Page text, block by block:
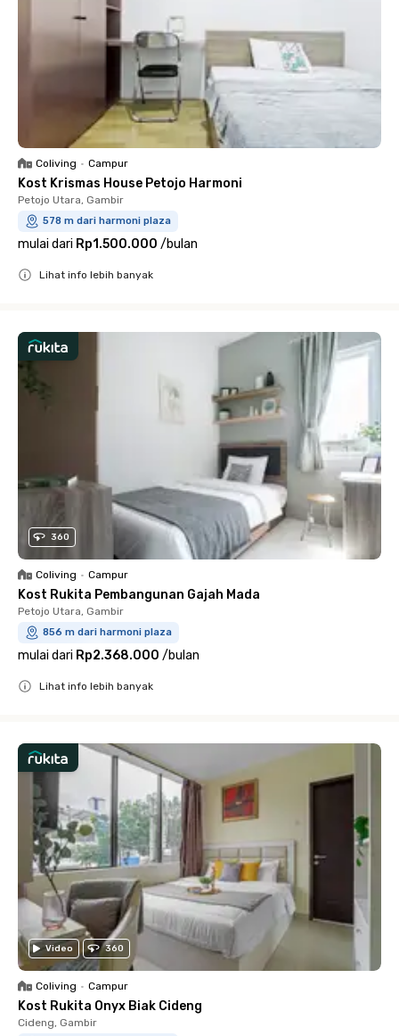
Coliving • Campur
Kost Krismas House Petojo Harmoni
Petojo Utara, Gambir
578 m dari harmoni plaza
mulai dari Rp1.500.000 /bulan
Lihat info lebih banyak
360
Coliving • Campur
Kost Rukita Pembangunan Gajah Mada
Petojo Utara, Gambir
856 m dari harmoni plaza
mulai dari Rp2.368.000 /bulan
Lihat info lebih banyak
Video 360
Coliving • Campur
Kost Rukita Onyx Biak Cideng
Cideng, Gambir